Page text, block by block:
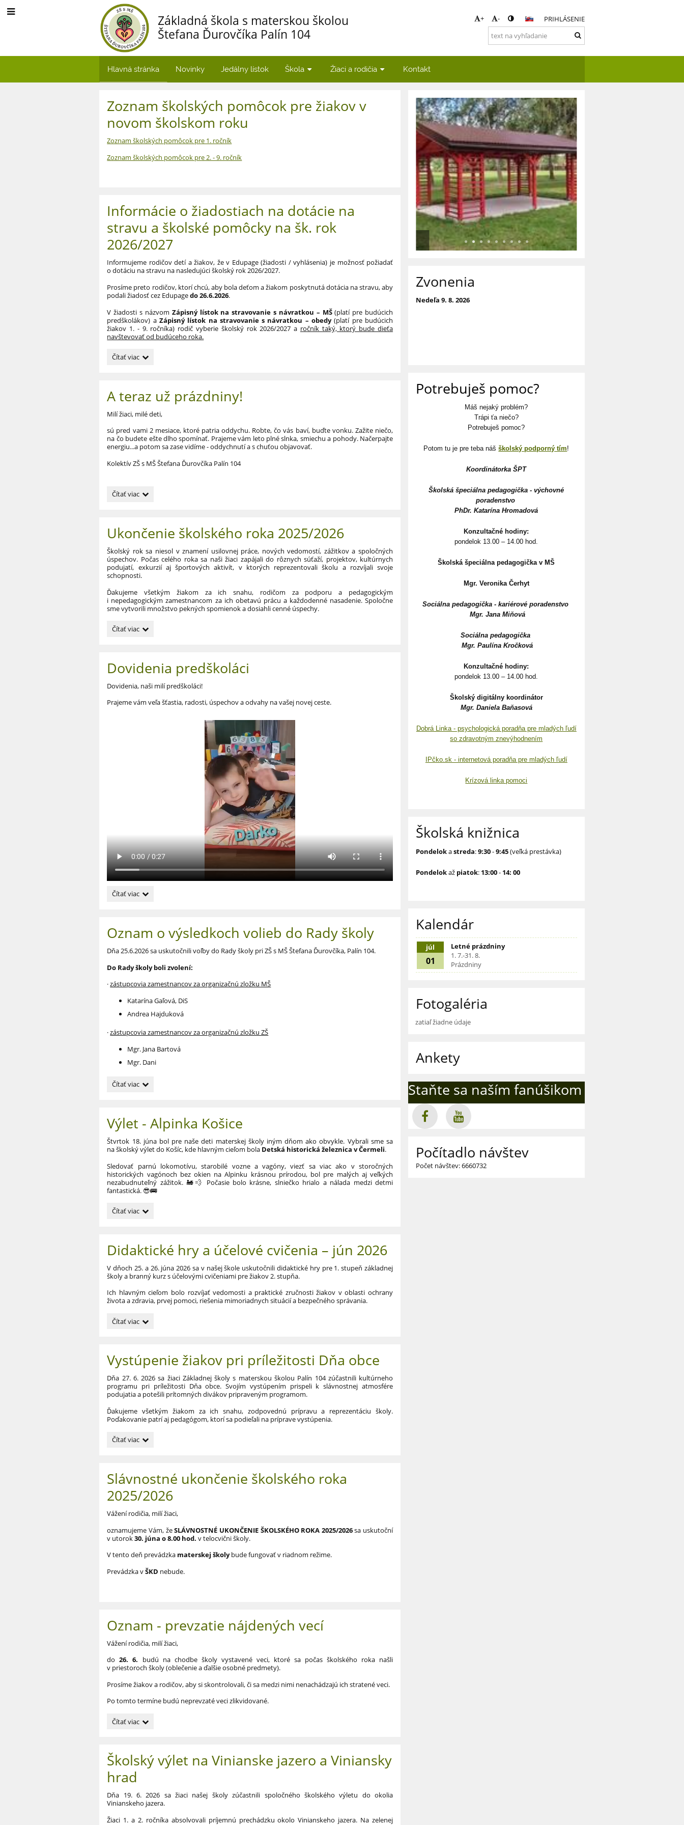
Základná škola s materskou školou
Štefana Ďurovčíka Palín 104
+ - PRIHLÁSENIE
Hlavná stránka Novinky Jedálny lístok Škola Žiaci a rodičia Kontakt
Hlavná
stránka
Zoznam školských pomôcok pre žiakov v
novom školskom roku
Zoznam školských pomôcok pre 1. ročník
Zoznam školských pomôcok pre 2. - 9. ročník
Informácie o žiadostiach na dotácie na
stravu a školské pomôcky na šk. rok
2026/2027
Informujeme rodičov detí a žiakov, že v Edupage (žiadosti / vyhlásenia) je možnosť požiadať
o dotáciu na stravu na nasledujúci školský rok 2026/2027.
Prosíme preto rodičov, ktorí chcú, aby bola deťom a žiakom poskytnutá dotácia na stravu, aby
podali žiadosť cez Edupagedo 26.6.2026.
V žiadosti s názvom Zápisný lístok na stravovanie s návratkou – MŠ (platí pre budúcich
predškolákov) a Zápisný lístok na stravovanie s návratkou – obedy (platí pre budúcich
žiakov 1. - 9. ročníka) rodič vyberie školský rok 2026/2027 a ročník taký, ktorý bude dieťa
navštevovať od budúceho roka.
Informácie
dotácie
na
stravu
školské
pomôcky
na
rok
Čítať viac
A teraz už prázdniny!
Milí žiaci, milé deti,
sú pred vami 2 mesiace, ktoré patria oddychu. Robte, čo vás baví, buďte vonku. Zažite niečo,
na čo budete ešte dlho spomínať. Prajeme vám leto plné slnka, smiechu a pohody. Načerpajte
energiu...a potom sa zase vidíme - oddychnutí a s chuťou objavovať.
Kolektív ZŠ s MŠ Štefana Ďurovčíka Palín 104
A
Čítať viac
Ukončenie školského roka 2025/2026
Školský rok sa niesol v znamení usilovnej práce, nových vedomostí, zážitkov a spoločných
úspechov. Počas celého roka sa naši žiaci zapájali do rôznych súťaží, projektov, kultúrnych
podujatí, exkurzií aj športových aktivít, v ktorých reprezentovali školu a rozvíjali svoje
schopnosti.
Ďakujeme všetkým žiakom za ich snahu, rodičom za podporu a pedagogickým
i nepedagogickým zamestnancom za ich obetavú prácu a každodenné nasadenie. Spoločne
sme vytvorili množstvo pekných spomienok a dosiahli cenné úspechy.
Ukončenie
Čítať viac
Dovidenia predškoláci
Dovidenia, naši milí predškoláci!
Prajeme vám veľa šťastia, radosti, úspechov a odvahy na vašej novej ceste.
Dovidenia
Čítať viac
Oznam o výsledkoch volieb do Rady školy
Dňa 25.6.2026 sa uskutočnili voľby do Rady školy pri ZŠ s MŠ Štefana Ďurovčíka, Palín 104.
Do Rady školy boli zvolení:
·zástupcovia zamestnancov za organizačnú zložku MŠ
Katarína Gaľová, DiS
Andrea Hajduková
·zástupcovia zamestnancov za organizačnú zložku ZŠ
Mgr. Jana Bartová
Mgr. Dani
Oznam
do
Rady
školy:
Čítať viac
Výlet - Alpinka Košice
Štvrtok 18. júna bol pre naše deti materskej školy iným dňom ako obvykle. Vybrali sme sa
na školský výlet do Košíc, kde hlavným cieľom bola Detská historická železnica v Čermeli.
Sledovať parnú lokomotívu, starobilé vozne a vagóny, viezť sa viac ako v storočných
historických vagónoch bez okien na Alpinku krásnou prírodou, bol pre malých aj veľkých
nezabudnuteľný zážitok. 🚂💨 Počasie bolo krásne, slniečko hrialo a nálada medzi detmi
fantastická. 😎🚌
Výlet
Čítať viac
Didaktické hry a účelové cvičenia – jún 2026
V dňoch 25. a 26. júna 2026 sa v našej škole uskutočnili didaktické hry pre 1. stupeň základnej
školy a branný kurz s účelovými cvičeniami pre žiakov 2. stupňa.
Ich hlavným cieľom bolo rozvíjať vedomosti a praktické zručnosti žiakov v oblasti ochrany
života a zdravia, prvej pomoci, riešenia mimoriadnych situácií a bezpečného správania.
Didaktické
cvičenia
–
jún
2026:
Čítať viac
Vystúpenie žiakov pri príležitosti Dňa obce
Dňa 27. 6. 2026 sa žiaci Základnej školy s materskou školou Palín 104 zúčastnili kultúrneho
programu pri príležitosti Dňa obce. Svojím vystúpením prispeli k slávnostnej atmosfére
podujatia a potešili prítomných divákov pripraveným programom.
Ďakujeme všetkým žiakom za ich snahu, zodpovednú prípravu a reprezentáciu školy.
Poďakovanie patrí aj pedagógom, ktorí sa podieľali na príprave vystúpenia.
Vystúpenie
Dňa
obce:
Čítať viac
Slávnostné ukončenie školského roka
2025/2026
Vážení rodičia, milí žiaci,
oznamujeme Vám, že SLÁVNOSTNÉ UKONČENIE ŠKOLSKÉHO ROKA 2025/2026 sa uskutoční
v utorok30. júna o 8.00 hod.v telocvični školy.
V tento deň prevádzka materskej školy bude fungovať v riadnom režime.
Prevádzka vŠKD nebude.
Oznam - prevzatie nájdených vecí
Vážení rodičia, milí žiaci,
do26. 6. budú na chodbe školy vystavené veci, ktoré sa počas školského roka našli
v priestoroch školy (oblečenie a ďalšie osobné predmety).
Prosíme žiakov a rodičov, aby si skontrolovali, či sa medzi nimi nenachádzajú ich stratené veci.
Po tomto termíne budú neprevzaté veci zlikvidované.
Oznam
vecí:
Čítať viac
Školský výlet na Vinianske jazero a Viniansky
hrad
Dňa 19. 6. 2026 sa žiaci našej školy zúčastnili spoločného školského výletu do okolia
Vinianskeho jazera.
Žiaci 1. a 2. ročníka absolvovali príjemnú prechádzku okolo Vinianskeho jazera. Na zelenej
Zvonenia
Nedeľa 9. 8. 2026
Potrebuješ pomoc?
Máš nejaký problém?
Trápi ťa niečo?
Potrebuješ pomoc?
Potom tu je pre teba nášškolský podporný tím!
Koordinátorka ŠPT
Školská špeciálna pedagogička - výchovné
poradenstvo
PhDr. Katarína Hromadová
Konzultačné hodiny:
pondelok 13.00 – 14.00 hod.
Školská špeciálna pedagogička v MŠ
Mgr. Veronika Čerhyt
Sociálna pedagogička - kariérové poradenstvo
Mgr. Jana Miňová
Sociálna pedagogička
Mgr.Paulína Kročková
Konzultačné hodiny:
pondelok 13.00 – 14.00 hod.
Školský digitálny koordinátor
Mgr. Daniela Baňasová
Dobrá Linka - psychologická poradňa pre mladých ľudí
so zdravotným znevýhodnením
IPčko.sk - internetová poradňa pre mladých ľudí
Krízová linka pomoci
Školská knižnica
Pondelokastreda:9:30-9:45(veľká prestávka)
Pondelokaž piatok: 13:00- 14: 00
Kalendár
júl
01
Letné prázdniny
1. 7.-31. 8.
Prázdniny
Fotogaléria
zatiaľ žiadne údaje
Ankety
Staňte sa naším fanúšikom
Počítadlo návštev
Počet návštev: 6660732